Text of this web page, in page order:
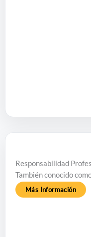
Responsabilidad
También conocido
Más Información